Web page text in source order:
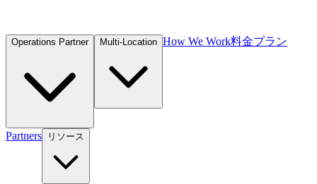
Operations Partner Multi-Location How We Work料金プラン
Partners リソース